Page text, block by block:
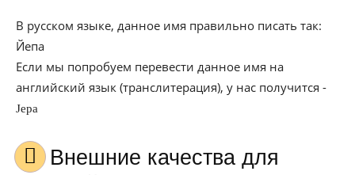
В русском языке, данное имя правильно писать так:
Йепа
Если мы попробуем перевести данное имя на
английский язык (транслитерация), у нас получится -
Jepa
Внешние качества для